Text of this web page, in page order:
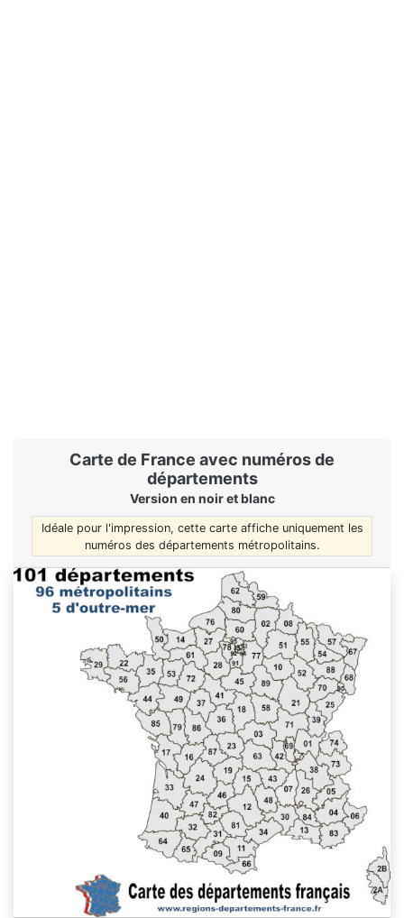
Carte de France avec numéros de
départements
Version en noir et blanc
Idéale pour l'impression, cette carte affiche uniquement les
numéros des départements métropolitains.